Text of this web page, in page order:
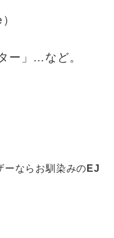
ー」…など。
ーならお馴染みの EJ